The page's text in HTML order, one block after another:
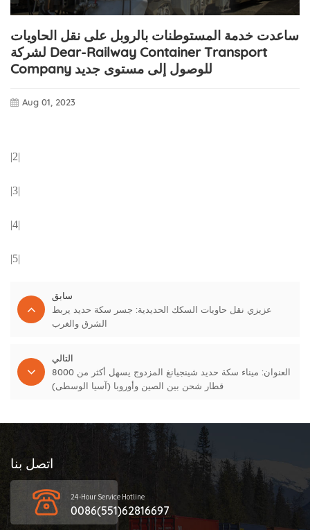
ساعدت خدمة المستوطنات بالروبل على نقل الحاويات
لشركة Dear-Railway Container Transport
Company للوصول إلى مستوى جديد
Aug 01, 2023
|2|
|3|
|4|
|5|
سابق
عزيزي نقل حاويات السكك الحديدية: جسر سكة حديد يربط
الشرق والغرب
التالي
العنوان: ميناء سكة حديد شينجيانغ المزدوج يسهل أكثر من 8000
قطار شحن بين الصين وأوروبا (آسيا الوسطى)
اتصل بنا
24-Hour Service Hotline
0086(551)62816697